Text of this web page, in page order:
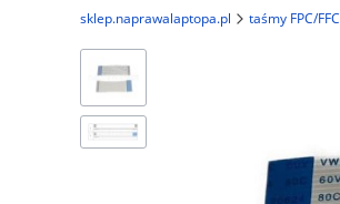
sklep.naprawalaptopa.pl taśmy FPC/FFC